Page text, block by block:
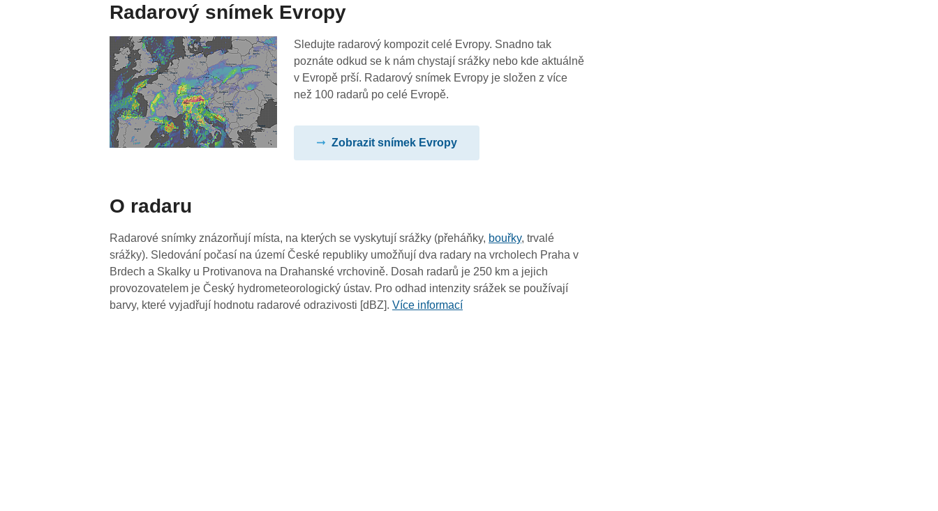
Radarový snímek Evropy
Sledujte radarový kompozit celé Evropy. Snadno tak
poznáte odkud se k nám chystají srážky nebo kde aktuálně
v Evropě prší. Radarový snímek Evropy je složen z více
než 100 radarů po celé Evropě.
Zobrazit snímek Evropy
O radaru
Radarové snímky znázorňují místa, na kterých se vyskytují srážky (přeháňky, bouřky, trvalé
srážky). Sledování počasí na území České republiky umožňují dva radary na vrcholech Praha v
Brdech a Skalky u Protivanova na Drahanské vrchovině. Dosah radarů je 250 km a jejich
provozovatelem je Český hydrometeorologický ústav. Pro odhad intenzity srážek se používají
barvy, které vyjadřují hodnotu radarové odrazivosti [dBZ].Více informací